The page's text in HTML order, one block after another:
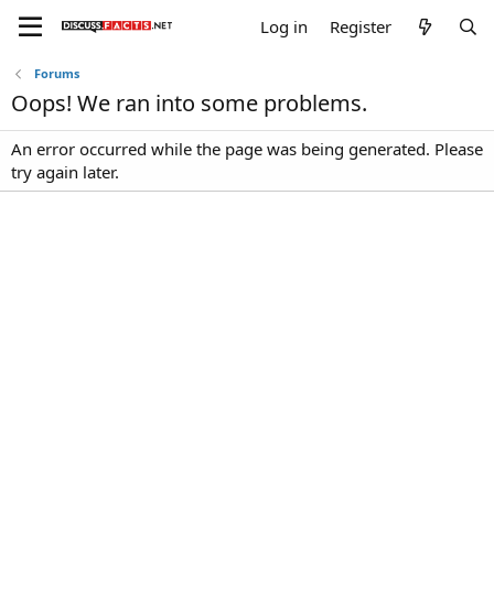
Log in Register
Forums
Oops! We ran into some problems.
An error occurred while the page was being generated. Please
try again later.